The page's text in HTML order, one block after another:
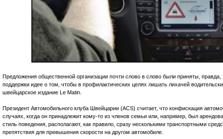
Предложения общественной организации почти слово в слово были приняты,
поддержки идее о том, чтобы в профилактических целях лишать лихачей
швейцарское издание Le Matin.
Президент Автомобильного клуба Швейцарии (ACS) считает, что конфискация
случаях, когда он принадлежит кому-то из членов семьи или, например, был
стиль поведения, располагают, как правило, сразу несколькими транспортными
препятствия для превышения скорости на другом автомобиле.